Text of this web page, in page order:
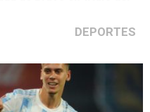
DEPORTES